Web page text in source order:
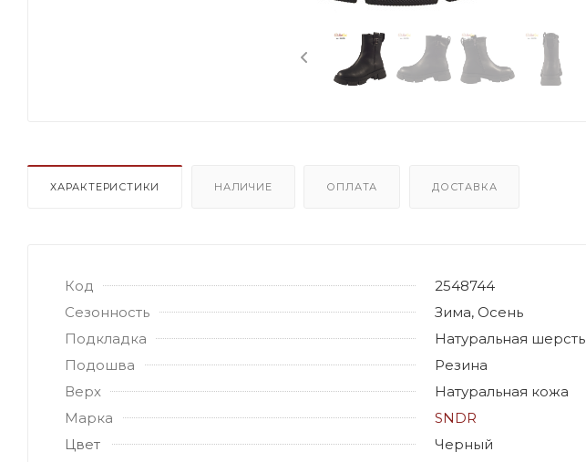
ХАРАКТЕРИСТИКИ НАЛИЧИЕ ОПЛАТА ДОСТАВКА
Код
2548744
Сезонность
Зима, Осень
Подкладка
Натуральная шерсть
Подошва
Резина
Верх
Натуральная кожа
Марка
SNDR
Цвет
Черный